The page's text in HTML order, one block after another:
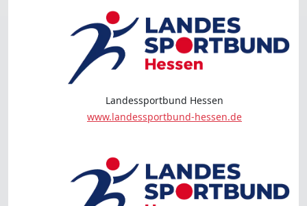
Landessportbund Hessen
www.landessportbund-hessen.de